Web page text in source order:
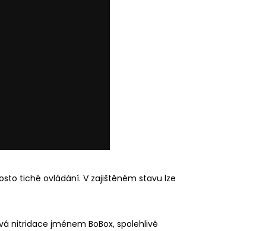
tiché ovládání. V zajištěném stavu lze
nitridace jménem BoBox, spolehlivě